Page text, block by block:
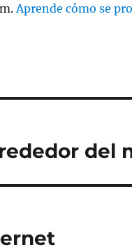
Aprende cómo se
del